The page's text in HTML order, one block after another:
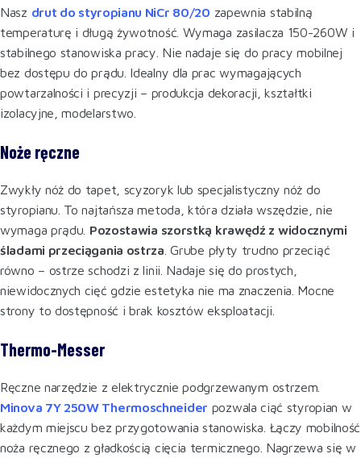
Nasz drut do styropianu NiCr 80/20 zapewnia stabilną
temperaturę i długą żywotność. Wymaga zasilacza 150-260W i
stabilnego stanowiska pracy. Nie nadaje się do pracy mobilnej
bez dostępu do prądu. Idealny dla prac wymagających
powtarzalności i precyzji – produkcja dekoracji, kształtki
izolacyjne, modelarstwo.
Noże ręczne
Zwykły nóż do tapet, scyzoryk lub specjalistyczny nóż do
styropianu. To najtańsza metoda, która działa wszędzie, nie
wymaga prądu. Pozostawia szorstką krawędź z widocznymi
śladami przeciągania ostrza . Grube płyty trudno przeciąć
równo – ostrze schodzi z linii. Nadaje się do prostych,
niewidocznych cięć gdzie estetyka nie ma znaczenia. Mocne
strony to dostępność i brak kosztów eksploatacji.
Thermo-Messer
Ręczne narzędzie z elektrycznie podgrzewanym ostrzem.
Minova 7Y 250W Thermoschneider pozwala ciąć styropian w
każdym miejscu bez przygotowania stanowiska. Łączy mobilność
noża ręcznego z gładkością cięcia termicznego. Nagrzewa się w